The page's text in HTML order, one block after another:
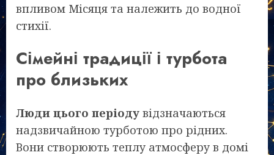
впливом Місяця та належить до водної
стихії.
Сімейні традиції і турбота
про близьких
Люди цього періоду відзначаються
надзвичайною турботою про рідних.
Вони створюють теплу атмосферу в домі